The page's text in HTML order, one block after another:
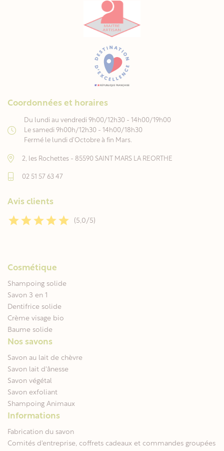
Coordonnées et horaires
Du lundi au vendredi 9h00/12h30 - 14h00/19h00
Le samedi 9h00h/12h30 - 14h00/18h30
Fermé le lundi d'Octobre à fin Mars.
2, les Rochettes - 85590 SAINT MARS LA REORTHE
02 51 57 63 47
Avis clients
(5,0/5)
Cosmétique
Shampoing solide
Savon 3 en 1
Dentifrice solide
Crème visage bio
Baume solide
Nos savons
Savon au lait de chèvre
Savon lait d'ânesse
Savon végétal
Savon exfoliant
Shampoing Animaux
Informations
Fabrication du savon
Comités d'entreprise, coffrets cadeaux et commandes groupées